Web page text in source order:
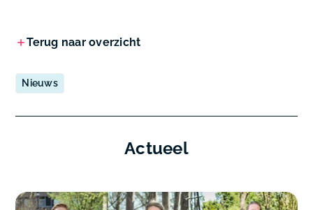
Terug naar overzicht
Nieuws
Actueel